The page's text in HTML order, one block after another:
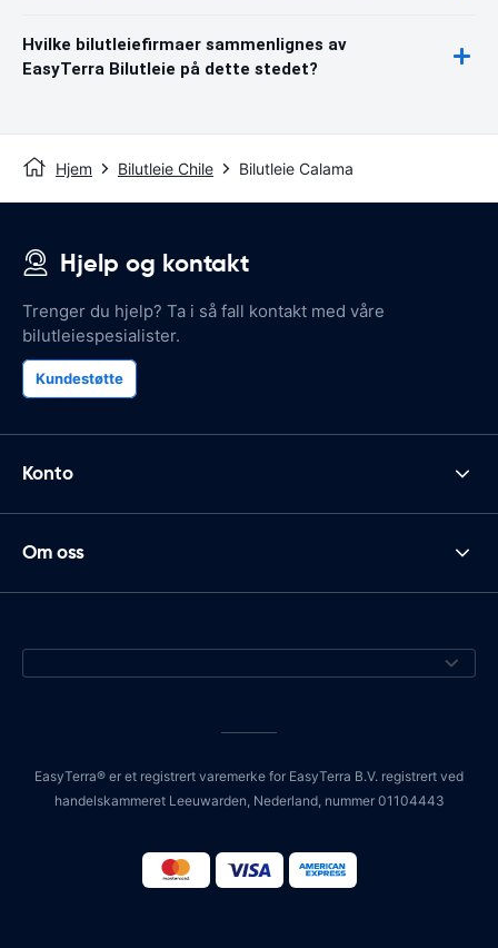
Hvilke bilutleiefirmaer sammenlignes av
EasyTerra Bilutleie på dette stedet?
Hjem Bilutleie Chile Bilutleie Calama
Hjelp og kontakt
Trenger du hjelp? Ta i så fall kontakt med våre
bilutleiespesialister.
Kundestøtte
Konto
Om oss
EasyTerra® er et registrert varemerke for EasyTerra B.V. registrert ved
handelskammeret Leeuwarden, Nederland, nummer 01104443